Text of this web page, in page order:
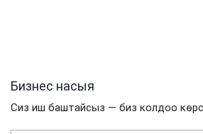
Бизнес насыя
Сиз иш баштайсыз — биз колдоо